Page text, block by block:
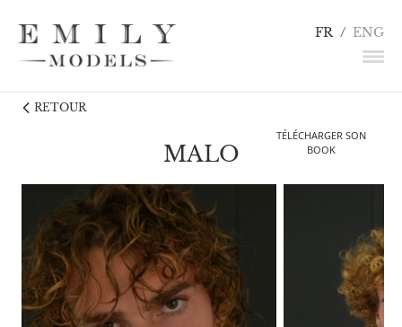
FR / ENG
NEWS
LINGERIE / DÉTAILS
INFLUENCEURS
TALENTS
CANDIDATURE
MALO
RETOUR
TÉLÉCHARGER SON
BOOK